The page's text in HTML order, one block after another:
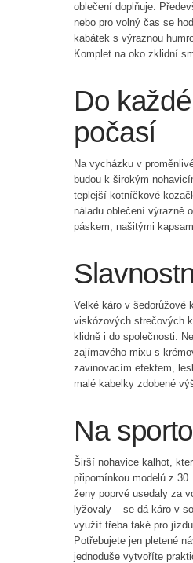
oblečení doplňuje.
nebo pro volný čas se
kabátek s výraznou
Komplet na oko zklidní
Do
počasí
Na vycházku v
budou k širokým
teplejší kotníčkové
náladu oblečení výrazně
páskem, našitými
Velké káro v šedorůžové
viskózových strečových
klidně i do společnosti.
zajímavého mixu s
zavinovacím efektem,
malé kabelky zdobené
Na
Širší nohavice kalhot,
připomínkou modelů z
ženy poprvé usedaly za
lyžovaly – se dá káro v
využít třeba také pro
Potřebujete jen pletené
jednoduše vytvoříte